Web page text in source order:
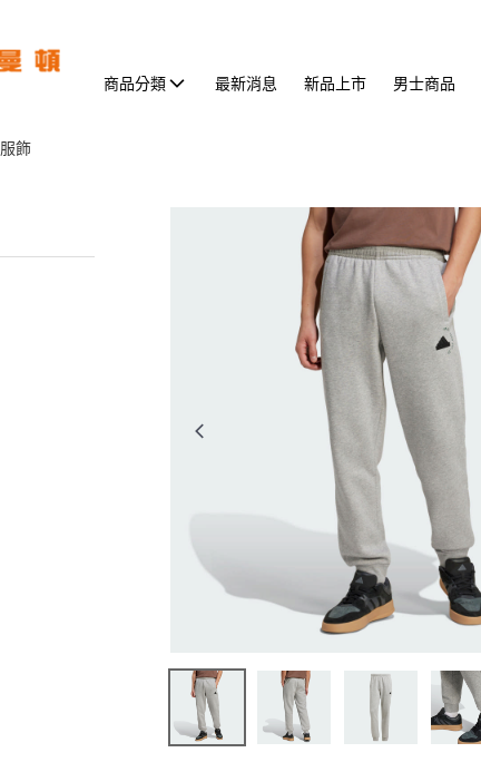
商品分類 最新消息 新品上市 男士商品
服飾